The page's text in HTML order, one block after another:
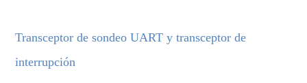
Transceptor de sondeo UART y transceptor de
interrupción